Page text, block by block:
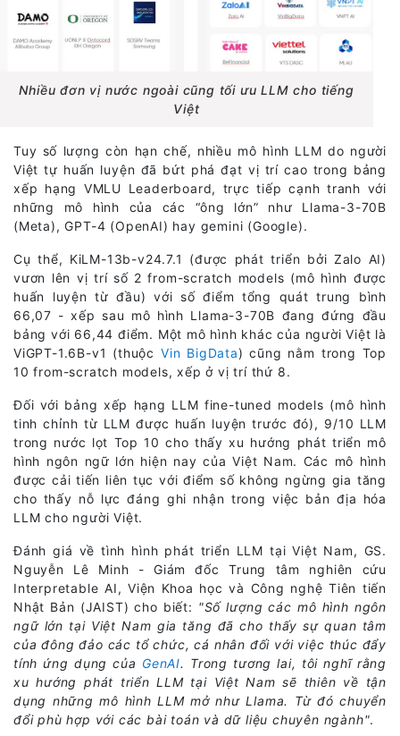
Nhiều đơn vị nước ngoài cũng tối ưu LLM cho tiếng
Việt
Tuy số lượng còn hạn chế, nhiều mô hình LLM do người
Việt tự huấn luyện đã bứt phá đạt vị trí cao trong bảng
xếp hạng VMLU Leaderboard, trực tiếp cạnh tranh với
những mô hình của các “ông lớn” như Llama-3-70B
(Meta), GPT-4 (OpenAI) hay gemini (Google).
Cụ thể, KiLM-13b-v24.7.1 (được phát triển bởi Zalo AI)
vươn lên vị trí số 2 from-scratch models (mô hình được
huấn luyện từ đầu) với số điểm tổng quát trung bình
66,07 - xếp sau mô hình Llama-3-70B đang đứng đầu
bảng với 66,44 điểm. Một mô hình khác của người Việt là
ViGPT-1.6B-v1 (thuộc Vin BigData) cũng nằm trong Top
10 from-scratch models, xếp ở vị trí thứ 8.
Đối với bảng xếp hạng LLM fine-tuned models (mô hình
tinh chỉnh từ LLM được huấn luyện trước đó), 9/10 LLM
trong nước lọt Top 10 cho thấy xu hướng phát triển mô
hình ngôn ngữ lớn hiện nay của Việt Nam. Các mô hình
được cải tiến liên tục với điểm số không ngừng gia tăng
cho thấy nỗ lực đáng ghi nhận trong việc bản địa hóa
LLM cho người Việt.
Đánh giá về tình hình phát triển LLM tại Việt Nam, GS.
Nguyễn Lê Minh - Giám đốc Trung tâm nghiên cứu
Interpretable AI, Viện Khoa học và Công nghệ Tiên tiến
Nhật Bản (JAIST) cho biết: "Số lượng các mô hình ngôn
ngữ lớn tại Việt Nam gia tăng đã cho thấy sự quan tâm
của đông đảo các tổ chức, cá nhân đối với việc thúc đẩy
tính ứng dụng của GenAI. Trong tương lai, tôi nghĩ rằng
xu hướng phát triển LLM tại Việt Nam sẽ thiên về tận
dụng những mô hình LLM mở như Llama. Từ đó chuyển
đổi phù hợp với các bài toán và dữ liệu chuyên ngành".